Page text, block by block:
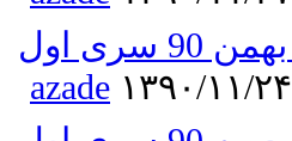
اول
azade ۱۳۹۰/۱۱/۲۴